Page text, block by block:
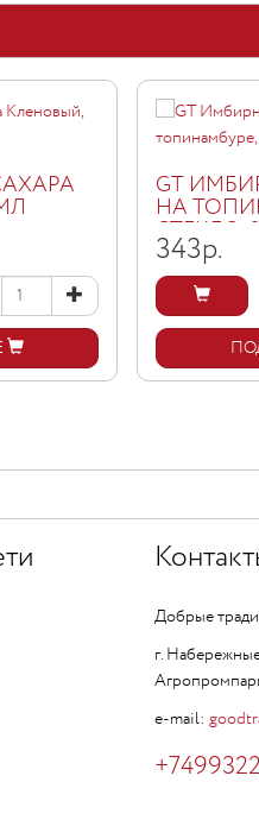
GT
НА
СТЕКЛО,
343р.
Добрые
г.
e-mail: